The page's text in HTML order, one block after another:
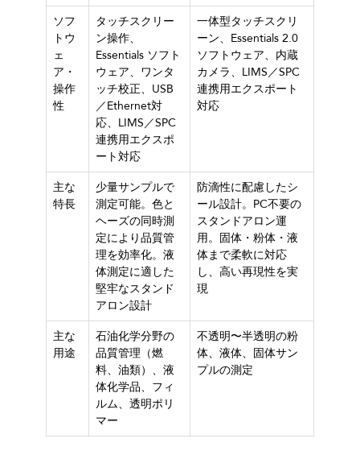
ソフ
トウ
ェ
ア・
操作
性
タッチスクリー
ン操作、
Essentials ソフト
ウェア、ワンタ
ッチ校正、USB
／Ethernet対
応、LIMS／SPC
連携用エクスポ
ート対応
一体型タッチスクリ
ーン、Essentials 2.0
ソフトウェア、内蔵
カメラ、LIMS／SPC
連携用エクスポート
対応
主な
特長
少量サンプルで
測定可能。色と
ヘーズの同時測
定により品質管
理を効率化。液
体測定に適した
堅牢なスタンド
アロン設計
防滴性に配慮したシ
ール設計。PC不要の
スタンドアロン運
用。固体・粉体・液
体まで柔軟に対応
し、高い再現性を実
現
主な
用途
石油化学分野の
品質管理（燃
料、油類）、液
体化学品、フィ
ルム、透明ポリ
マー
不透明〜半透明の粉
体、液体、固体サン
プルの測定